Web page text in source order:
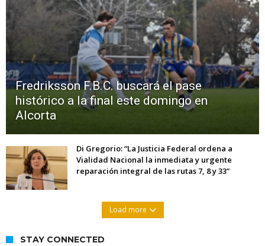
Fredriksson F.B.C. buscará el pase
histórico a la final este domingo en
Alcorta
Di Gregorio: “La Justicia Federal ordena a
Vialidad Nacional la inmediata y urgente
reparación integral de las rutas 7, 8 y 33”
Load more
STAY CONNECTED